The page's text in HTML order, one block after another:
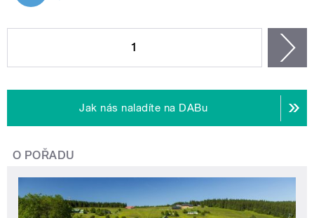
1
Jak nás naladíte na DABu
O POŘADU